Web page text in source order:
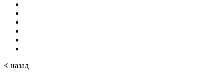
< назад